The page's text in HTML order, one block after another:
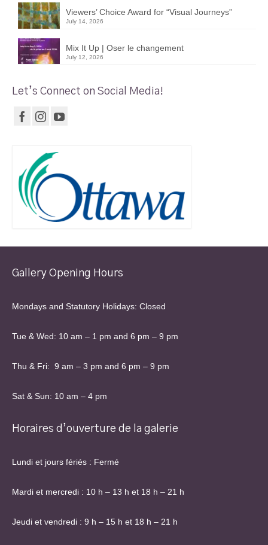
Viewers’ Choice Award for “Visual Journeys”
July 14, 2026
Mix It Up | Oser le changement
July 12, 2026
Let’s Connect on Social Media!
Gallery Opening Hours
Mondays and Statutory Holidays: Closed
Tue & Wed: 10 am – 1 pm and 6 pm – 9 pm
Thu & Fri: 9 am – 3 pm and 6 pm – 9 pm
Sat & Sun: 10 am – 4 pm
Horaires d’ouverture de la galerie
Lundi et jours fériés : Fermé
Mardi et mercredi : 10 h – 13 h et 18 h – 21 h
Jeudi et vendredi : 9 h – 15 h et 18 h – 21 h